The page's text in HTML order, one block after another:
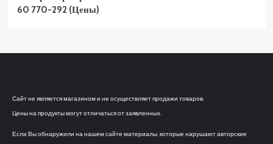
60 770-292 (Цены)
Сайт не является магазином и не осуществляет продажи товаров.
Цены на продукты могут отличаться от заявленных.
Если Вы обнаружили на нашем сайте материалы, которые нарушают авторские